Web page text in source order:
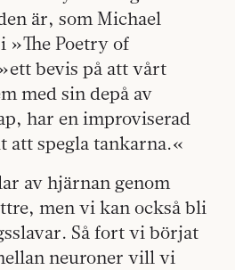
är, som Michael
»The Poetry of
bevis på att vårt
med sin depå av
har en improviserad
att spegla tankarna.«
av hjärnan genom
men vi kan också bli
Så fort vi börjat
neuroner vill vi